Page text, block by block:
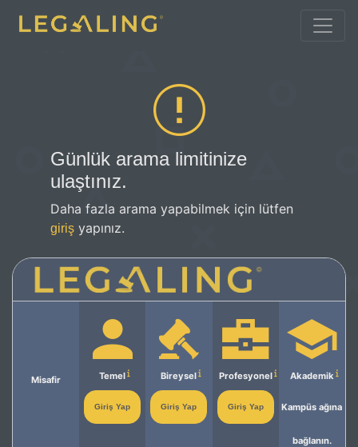
Günlük arama limitinize
ulaştınız.
Daha fazla arama yapabilmek için lütfen
giriş yapınız.
Misafir Temel
Giriş Yap
Bireysel
Giriş Yap
Profesyonel
Giriş Yap
Akademik
Kampüs ağına
bağlanın.